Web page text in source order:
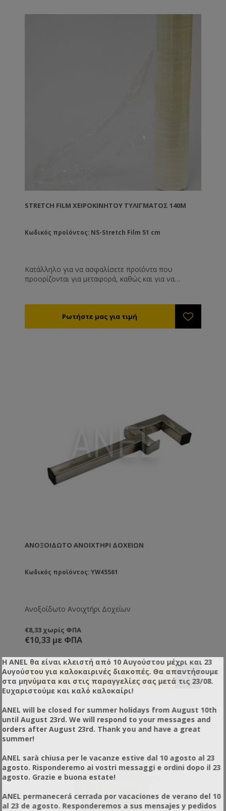
STRETCH FILM ΧΕΙΡΟΚΊΝΗΤΟΥ ΤΥΛΊΓΜΑΤΟΣ 140M
Κωδικός προϊόντος: NS-Stretch Film 51 cm
Κατάλληλο για να ασφαλίσετε προϊόντα που
προορίζονται για μεταφορά, καθώς και για να
ΑΝΟΞΟΊΔΩΤΟ ΑΝΟΙΧΤΉΡΙ ΔΟΧΕΊΩΝ
Κωδικός προϊόντος: YW45561
Ανοξοίδωτο Ανοιχτήρι Δοχείων
€8,33 χωρίς ΦΠΑ
€10,33 με ΦΠΑ
Η ANEL θα είναι κλειστή από 10 Αυγούστου μέχρι και 23
Αυγούστου για καλοκαιρινές διακοπές. Θα απαντήσουμε
στα μηνύματα και στις παραγγελίες σας μετά τις 23/08.
Ευχαριστούμε και καλό καλοκαίρι!
ANEL will be closed for summer holidays from August 10th
until August 23rd. We will respond to your messages and
orders after August 23rd. Thank you and have a great
summer!
ANEL sarà chiusa per le vacanze estive dal 10 agosto al 23
agosto. Risponderemo ai vostri messaggi e ordini dopo il 23
agosto. Grazie e buona estate!
ANEL permanecerá cerrada por vacaciones de verano del 10
al 23 de agosto. Responderemos a sus mensajes y pedidos